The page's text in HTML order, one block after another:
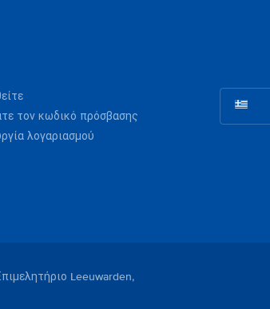
τον κωδικό πρόσβασης
λογαριασμού
Leeuwarden,